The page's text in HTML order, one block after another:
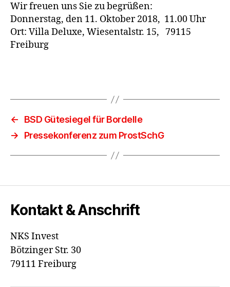
Wir freuen uns Sie zu begrüßen:
Donnerstag, den 11. Oktober 2018, 11.00 Uhr
Ort: Villa Deluxe, Wiesentalstr. 15, 79115
Freiburg
←
BSD Gütesiegel für Bordelle
→
Pressekonferenz zum ProstSchG
Kontakt & Anschrift
NKS Invest
Bötzinger Str. 30
79111 Freiburg